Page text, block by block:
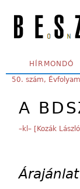
SECONDARY
HÍRMONDÓ
YOU ARE HERE:
50. szám,
A
–kl– [Kozák
Árajánlat